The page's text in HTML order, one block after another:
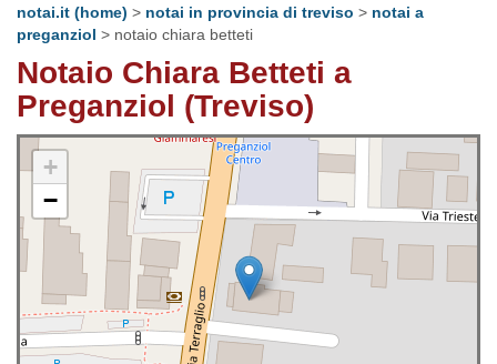
notai.it (home) > notai in provincia di treviso > notai a
preganziol > notaio chiara betteti
Notaio Chiara Betteti a
Preganziol (Treviso)
+
−